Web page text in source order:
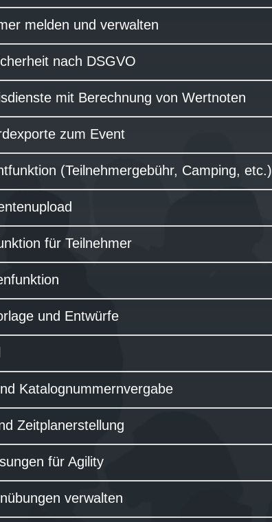
melden und verwalten
nach DSGVO
mit Berechnung von Wertnoten
zum Event
(Teilnehmergebühr, Camping, etc.)
für Teilnehmer
und Entwürfe
Katalognummernvergabe
Zeitplanerstellung
für Agility
verwalten